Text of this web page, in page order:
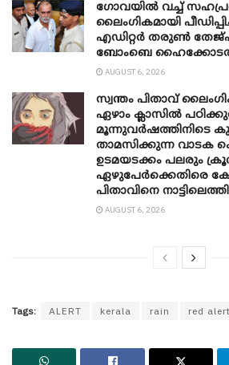
ഗോവയിൽ വച്ച്
ലൈംഗികമായി
എഡിറ്റർ തരുൺ
ബോംബെ
AUGUST 6, 2026
സ്വന്തം പിതാവ്
ഏഴാം ക്ലാസിൽ
മൂന്നുവർഷത്തിനിടെ
താമസിക്കുന്ന വാടക
ഉടമയടക്കം പലരും
ഏഴുപേർക്കെതിരെ
പിതാവിനെ
AUGUST 6, 2026
Tags: ALERT kerala rain red alert